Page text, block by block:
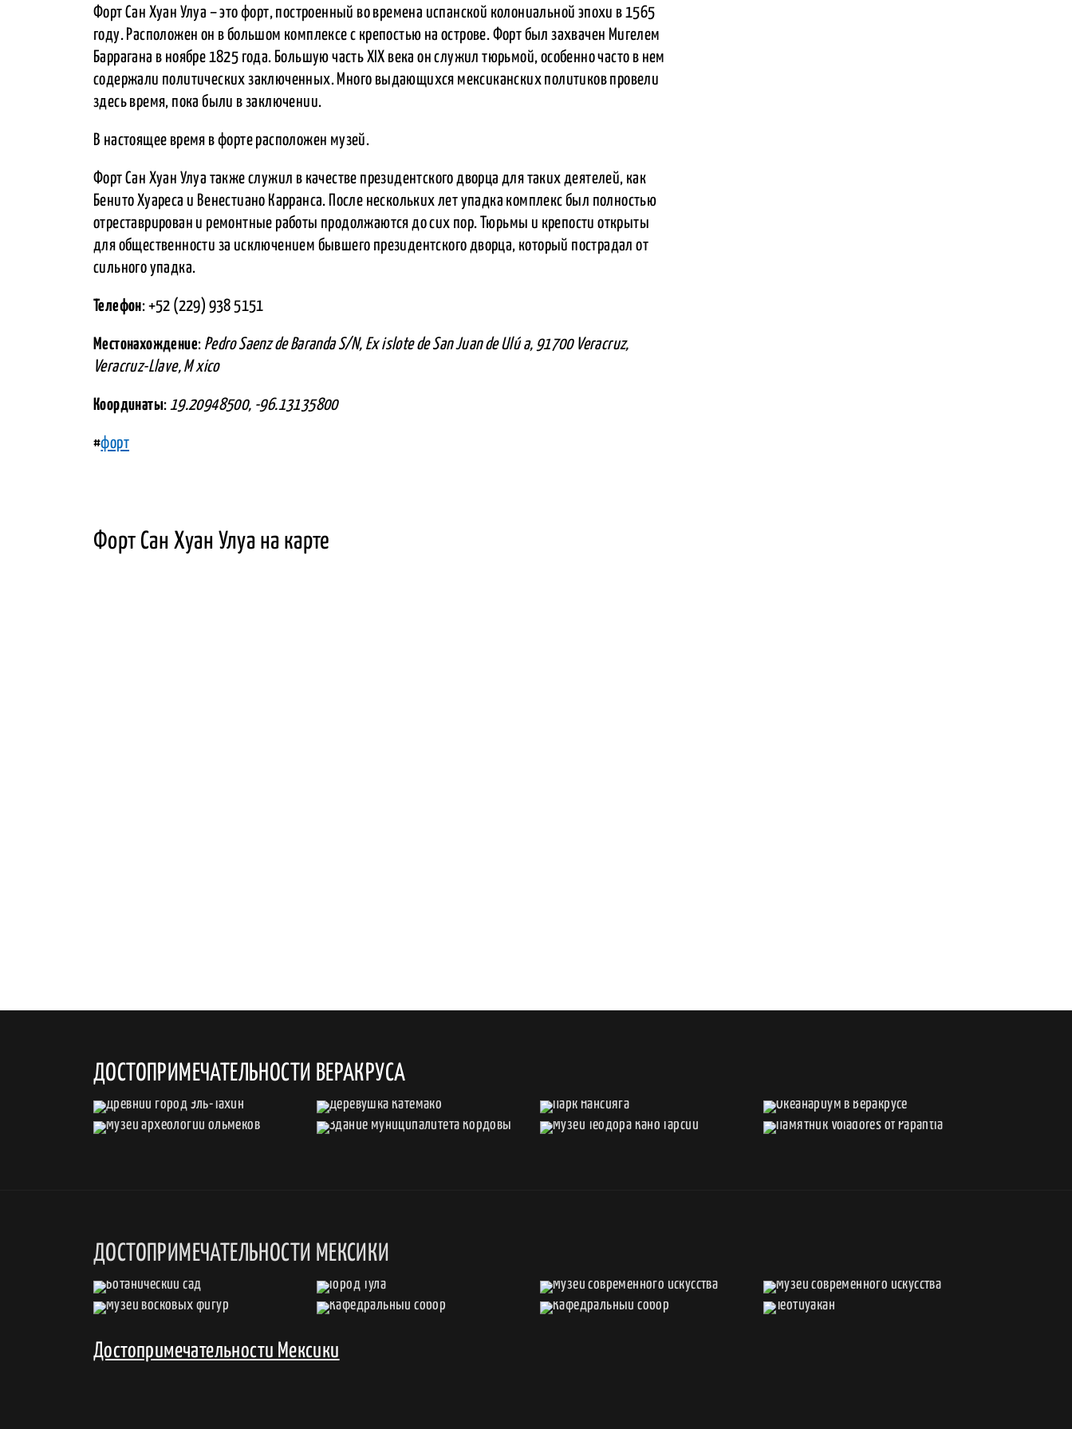
Форт Сан Хуан Улуа – это форт, построенный во времена испанской колониальной эпохи в 1565
году. Расположен он в большом комплексе с крепостью на острове. Форт был захвачен Мигелем
Баррагана в ноябре 1825 года. Большую часть XIX века он служил тюрьмой, особенно часто в нем
содержали политических заключенных. Много выдающихся мексиканских политиков провели
здесь время, пока были в заключении.
В настоящее время в форте расположен музей.
Форт Сан Хуан Улуа также служил в качестве президентского дворца для таких деятелей, как
Бенито Хуареса и Венестиано Карранса. После нескольких лет упадка комплекс был полностью
отреставрирован и ремонтные работы продолжаются до сих пор. Тюрьмы и крепости открыты
для общественности за исключением бывшего президентского дворца, который пострадал от
сильного упадка.
Телефон: +52 (229) 938 5151
Местонахождение: Pedro Saenz de Baranda S/N, Ex islote de San Juan de Ulú a, 91700 Veracruz,
Veracruz-Llave, M xico
Координаты: 19.20948500, -96.13135800
#форт
Форт Сан Хуан Улуа на карте
ДОСТОПРИМЕЧАТЕЛЬНОСТИ ВЕРАКРУСА
ДОСТОПРИМЕЧАТЕЛЬНОСТИ МЕКСИКИ
Достопримечательности Мексики